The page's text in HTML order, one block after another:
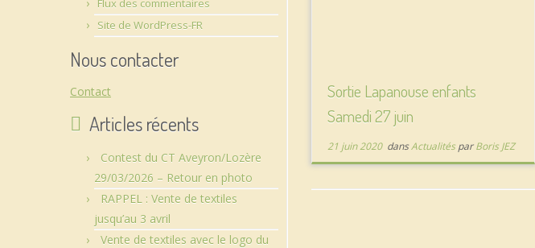
Flux des commentaires
Site de WordPress-FR
Nous contacter
Contact
Articles récents
Contest du CT Aveyron/Lozère
29/03/2026 – Retour en photo
RAPPEL : Vente de textiles
jusqu’au 3 avril
Vente de textiles avec le logo du
Sortie Lapanouse enfants
Samedi 27 juin
21 juin 2020dansActualités parBoris JEZ